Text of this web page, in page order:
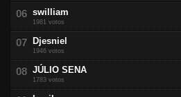
swilliam
1981 votos
Djesniel
1946 votos
JÚLIO SENA
1783 votos